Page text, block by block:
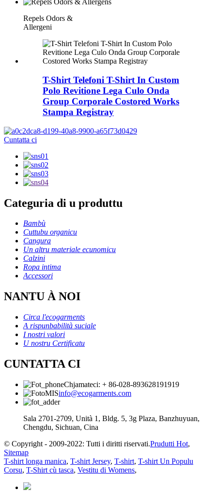
Repels Odors &
Allergeni
T-Shirt Telefoni T-Shirt In Custom
Polo Revitione Lega Culo Onda
Group Corporale Costored Works
Stampa Registray
Cuntatta ci
Categuria di u produttu
Bambù
Cuttubu organicu
Cangura
Un altru materiale ecunomicu
Calzini
Ropa intima
Accessori
NANTU À NOI
Circa l'ecogarments
A rispunbabilità suciale
I nostri valori
U nostru Certificatu
CUNTATTA CI
Chjamateci: + 86-028-893628191919
info@ecogarments.com
Sala 2701-2709, Unità 1, Bldg. 5, 3g Plaza, Banzhuyuan,
Chengdu, Sichuan, Cina
© Copyright - 2009-2022: Tutti i diritti riservati.Prudutti Hot,
Sitemap
T-shirt longa manica, T-shirt Jersey, T-shirt, T-shirt Un Populu
Corsu, T-Shirt cù tasca, Vestitu di Womens,